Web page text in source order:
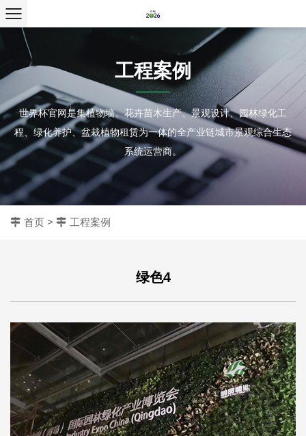
工程案例
世界杯官网是集植物墙、花卉苗木生产、景观设计、园林绿化工
程、绿化养护、盆栽植物租赁为一体的全产业链城市景观综合生态
系统运营商。
首页 > 工程案例
绿色4